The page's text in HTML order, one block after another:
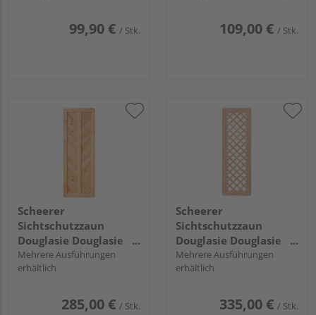
99,90 € / Stk. 109,00 € / Stk.
Scheerer
Sichtschutzzaun
Douglasie Douglasie
natur unbehandelt
"Wilsede"
Mehrere Ausführungen
erhältlich
285,00 € / Stk.
Scheerer
Sichtschutzzaun
Douglasie Douglasie
natur unbehandelt
"Wilsede"
Mehrere Ausführungen
erhältlich
335,00 € / Stk.